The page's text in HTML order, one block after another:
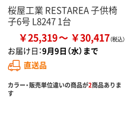
桜屋工業 RESTAREA 子供椅
子6号 L8247 1台
￥25,319 ￥30,417
お届け日：9月9日（水）まで
直送品
カラー・販売単位違いの商品が2商品ありま
す